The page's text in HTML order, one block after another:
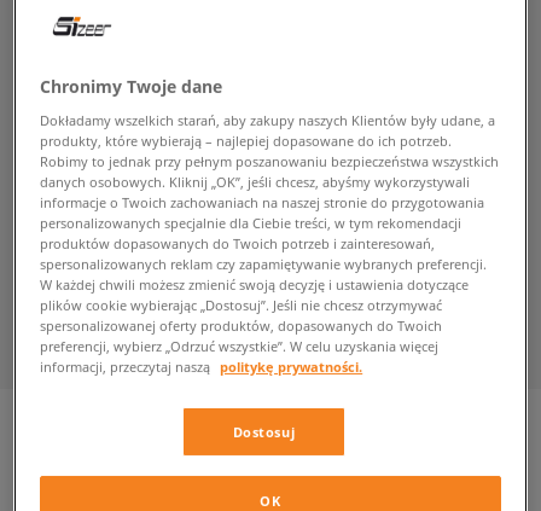
ADIDAS CZAPKA BASEB CLASS
Chronimy Twoje dane
Dokładamy wszelkich starań, aby zakupy naszych Klientów były udane, a
produkty, które wybierają – najlepiej dopasowane do ich potrzeb.
Robimy to jednak przy pełnym poszanowaniu bezpieczeństwa wszystkich
danych osobowych. Kliknij „OK”, jeśli chcesz, abyśmy wykorzystywali
informacje o Twoich zachowaniach na naszej stronie do przygotowania
personalizowanych specjalnie dla Ciebie treści, w tym rekomendacji
produktów dopasowanych do Twoich potrzeb i zainteresowań,
spersonalizowanych reklam czy zapamiętywanie wybranych preferencji.
W każdej chwili możesz zmienić swoją decyzję i ustawienia dotyczące
plików cookie wybierając „Dostosuj”. Jeśli nie chcesz otrzymywać
spersonalizowanej oferty produktów, dopasowanych do Twoich
preferencji, wybierz „Odrzuć wszystkie”. W celu uzyskania więcej
informacji, przeczytaj naszą politykę prywatności.
Dostosuj
OK